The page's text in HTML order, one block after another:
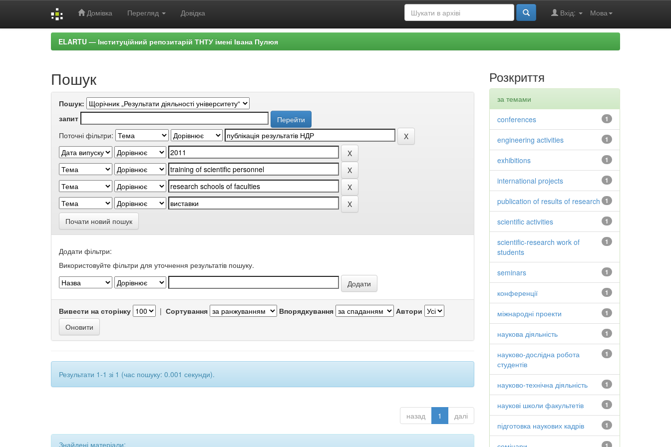
Домівка Перегляд Довідка Мова
Вхід:
ELARTU — Інституційний репозитарій ТНТУ імені Івана Пулюя
Пошук
Пошук:
запит
Поточні фільтри:
Почати новий пошук
Додати фільтри:
Використовуйте фільтри для уточнення результатів пошуку.
Вивести на сторінку | Сортування Впорядкування Автори
Результати 1-1 зі 1 (час пошуку: 0.001 секунди).
назад 1 далі
Знайдені матеріали:
Розкриття
за темами
1
conferences
1
engineering activities
1
exhibitions
1
international projects
1
publication of results of research
1
scientific activities
1
scientific-research work of
students
1
seminars
1
конференції
1
міжнародні проекти
1
наукова діяльність
1
науково-дослідна робота
студентів
1
науково-технічна діяльність
1
наукові школи факультетів
1
підготовка наукових кадрів